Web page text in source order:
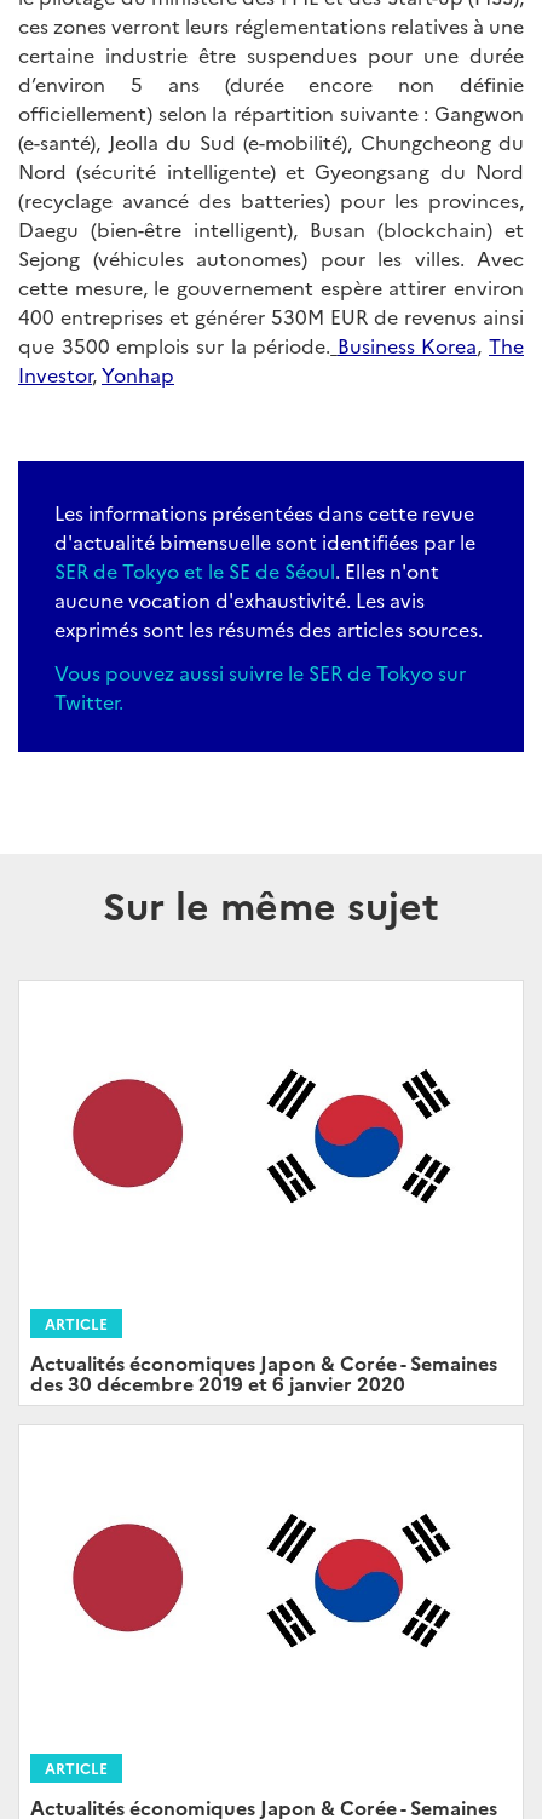
ces zones verront leurs réglementations relatives à une
certaine industrie être suspendues pour une durée
d’environ 5 ans (durée encore non définie
officiellement) selon la répartition suivante : Gangwon
(e-santé), Jeolla du Sud (e-mobilité), Chungcheong du
Nord (sécurité intelligente) et Gyeongsang du Nord
(recyclage avancé des batteries) pour les provinces,
Daegu (bien-être intelligent), Busan (blockchain) et
Sejong (véhicules autonomes) pour les villes. Avec
cette mesure, le gouvernement espère attirer environ
400 entreprises et générer 530M EUR de revenus ainsi
que 3500 emplois sur la période. Business Korea, The
Investor,Yonhap
Les informations présentées dans cette revue
d'actualité bimensuelle sont identifiées par le
SER de Tokyo et le SE de Séoul. Elles n'ont
aucune vocation d'exhaustivité. Les avis
exprimés sont les résumés des articles sources.
Vous pouvez aussi suivre le SER de Tokyo sur
Twitter.
Sur le même sujet
ARTICLE
Actualités économiques Japon & Corée - Semaines
des 30 décembre 2019 et 6 janvier 2020
ARTICLE
Actualités économiques Japon & Corée - Semaines